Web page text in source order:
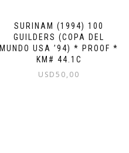
SURINAM (1994) 100
GUILDERS (COPA DEL
MUNDO USA ’94) * PROOF *
KM# 44.1C
USD50,00